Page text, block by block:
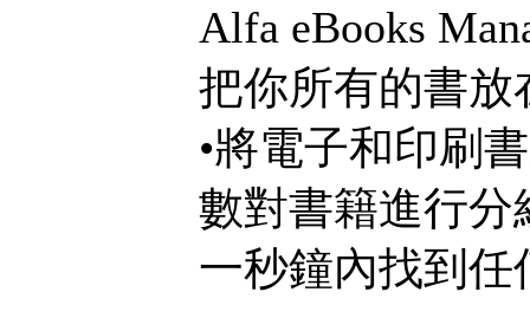
Alfa eBooks
把你所有的書放
•將電子和印刷
數對書籍進行
一秒鐘內找到任